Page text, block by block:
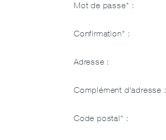
Mot de passe* :
Confirmation* :
Adresse :
Complément d'adresse :
Code postal* :